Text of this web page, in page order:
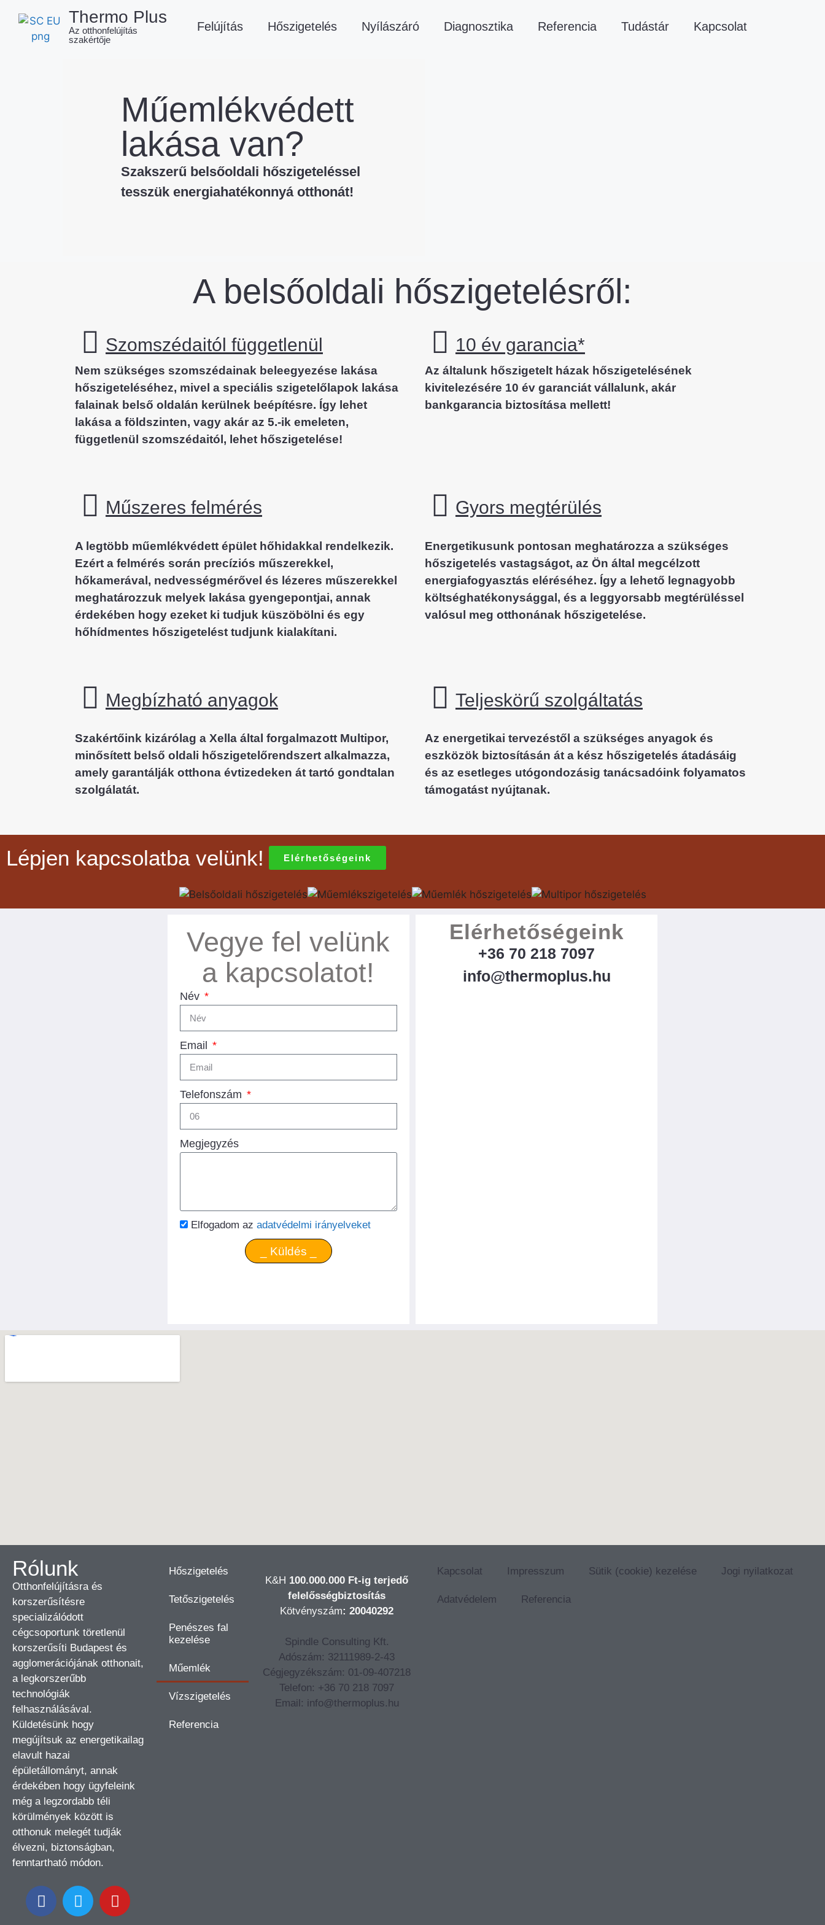
Thermo Plus
Az otthonfelújítás
szakértője
Felújítás Hőszigetelés Nyílászáró Diagnosztika Referencia Tudástár Kapcsolat
Műemlékvédett
lakása van?
Szakszerű belsőoldali hőszigeteléssel
tesszük energiahatékonnyá otthonát!
A belsőoldali hőszigetelésről:
Szomszédaitól függetlenül
Nem szükséges szomszédainak beleegyezése lakása
hőszigeteléséhez, mivel a speciális szigetelőlapok lakása
falainak belső oldalán kerülnek beépítésre. Így lehet
lakása a földszinten, vagy akár az 5.-ik emeleten,
függetlenül szomszédaitól, lehet hőszigetelése!
10 év garancia*
Az általunk hőszigetelt házak hőszigetelésének
kivitelezésére 10 év garanciát vállalunk, akár
bankgarancia biztosítása mellett!
Műszeres felmérés
A legtöbb műemlékvédett épület hőhidakkal rendelkezik.
Ezért a felmérés során precíziós műszerekkel,
hőkamerával, nedvességmérővel és lézeres műszerekkel
meghatározzuk melyek lakása gyengepontjai, annak
érdekében hogy ezeket ki tudjuk küszöbölni és egy
hőhídmentes hőszigetelést tudjunk kialakítani.
Gyors megtérülés
Energetikusunk pontosan meghatározza a szükséges
hőszigetelés vastagságot, az Ön által megcélzott
energiafogyasztás eléréséhez. Így a lehető legnagyobb
költséghatékonysággal, és a leggyorsabb megtérüléssel
valósul meg otthonának hőszigetelése.
Megbízható anyagok
Szakértőink kizárólag a Xella által forgalmazott Multipor,
minősített belső oldali hőszigetelőrendszert alkalmazza,
amely garantálják otthona évtizedeken át tartó gondtalan
szolgálatát.
Teljeskörű szolgáltatás
Az energetikai tervezéstől a szükséges anyagok és
eszközök biztosításán át a kész hőszigetelés átadásáig
és az esetleges utógondozásig tanácsadóink folyamatos
támogatást nyújtanak.
Lépjen kapcsolatba velünk! Elérhetőségeink
Vegye fel velünk
a kapcsolatot!
Név
Email
Telefonszám
Megjegyzés
Elfogadom az adatvédelmi irányelveket
_ Küldés _
Elérhetőségeink
+36 70 218 7097
info@thermoplus.hu
Rólunk
Otthonfelújításra és
korszerűsítésre
specializálódott
cégcsoportunk töretlenül
korszerűsíti Budapest és
agglomerációjának otthonait,
a legkorszerűbb
technológiák
felhasználásával.
Küldetésünk hogy
megújítsuk az energetikailag
elavult hazai
épületállományt, annak
érdekében hogy ügyfeleink
még a legzordabb téli
körülmények között is
otthonuk melegét tudják
élvezni, biztonságban,
fenntartható módon.
Hőszigetelés
Tetőszigetelés
Penészes fal
kezelése
Műemlék
Vízszigetelés
Referencia
K&H 100.000.000 Ft-ig terjedő
felelősségbiztosítás
Kötvényszám: 20040292
Spindle Consulting Kft.
Adószám: 32111989-2-43
Cégjegyzékszám: 01-09-407218
Telefon: +36 70 218 7097
Email: info@thermoplus.hu
Kapcsolat Impresszum Sütik (cookie) kezelése Jogi nyilatkozat
Adatvédelem Referencia